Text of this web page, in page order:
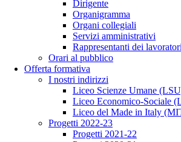
Dirigente
Organigramma
Organi collegiali
Servizi amministrativi
Rappresentanti dei lavoratori
Orari al pubblico
Offerta formativa
I nostri indirizzi
Liceo Scienze Umane
Liceo Economico-Sociale
Liceo del Made in Italy
Progetti 2022-23
Progetti 2021-22